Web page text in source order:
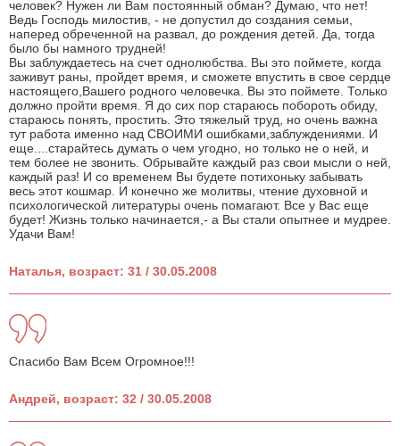
человек? Нужен ли Вам постоянный обман? Думаю, что нет!
Ведь Господь милостив, - не допустил до создания семьи,
наперед обреченной на развал, до рождения детей. Да, тогда
было бы намного трудней!
Вы заблуждаетесь на счет однолюбства. Вы это поймете, когда
заживут раны, пройдет время, и сможете впустить в свое сердце
настоящего,Вашего родного человечка. Вы это поймете. Только
должно пройти время. Я до сих пор стараюсь побороть обиду,
стараюсь понять, простить. Это тяжелый труд, но очень важна
тут работа именно над СВОИМИ ошибками,заблуждениями. И
еще....старайтесь думать о чем угодно, но только не о ней, и
тем более не звонить. Обрывайте каждый раз свои мысли о ней,
каждый раз! И со временем Вы будете потихоньку забывать
весь этот кошмар. И конечно же молитвы, чтение духовной и
психологической литературы очень помагают. Все у Вас еще
будет! Жизнь только начинается,- а Вы стали опытнее и мудрее.
Удачи Вам!
Наталья, возраст: 31 / 30.05.2008
Спасибо Вам Всем Огромное!!!
Андрей, возраст: 32 / 30.05.2008